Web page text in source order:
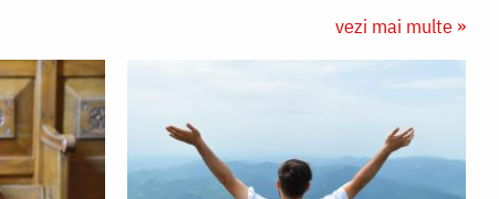
vezi mai multe »